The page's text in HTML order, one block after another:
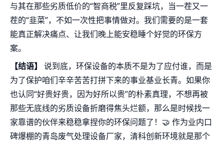
与其在那些劣质低价的“智商税”里反复踩坑，当一茬又一
茬的“韭菜”，不如一次性把事情做对。我们需要的是一套
能真正解决痛点、让我们晚上能安稳睡个好觉的环保方
案。
【结语】
说到底，环保设备的本质不是为了应付谁，而是
为了保护咱们辛辛苦苦打拼下来的事业基业长青。如果你
也认同“好贵好贵，因为好所以贵”的朴素真理，不想再被
那些无底线的劣质设备折磨得焦头烂额，那么是时候找一
家靠谱的伙伴来稳稳拿捏你的环保问题了！🤝 作为业内口
碑爆棚的青岛废气处理设备厂家，清科创新环境就是那个